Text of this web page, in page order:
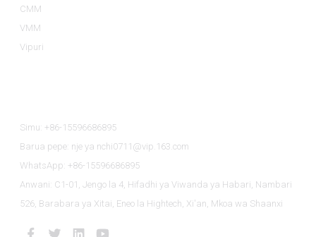
CMM
VMM
Vipuri
Simu: +86-15596686895
Barua pepe: nje ya nchi0711@vip.163.com
WhatsApp: +86-15596686895
Anwani: C1-01, Jengo la 4, Hifadhi ya Viwanda ya Habari, Nambari
526, Barabara ya Xitai, Eneo la Hightech, Xi'an, Mkoa wa Shaanxi